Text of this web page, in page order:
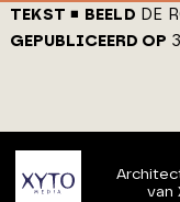
TEKST BEELD
DE
GEPUBLICEERD OP
van